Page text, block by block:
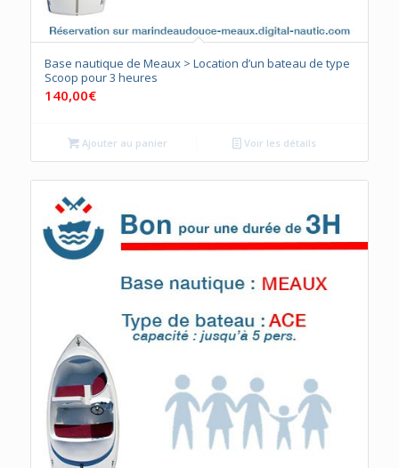
Base nautique de Meaux > Location d’un bateau de type
Scoop pour 3 heures
140,00€
Ajouter au panier Voir les détails